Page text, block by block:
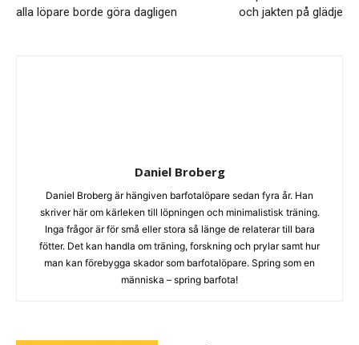
alla löpare borde göra dagligen
och jakten på glädje
Daniel Broberg
Daniel Broberg är hängiven barfotalöpare sedan fyra år. Han
skriver här om kärleken till löpningen och minimalistisk träning.
Inga frågor är för små eller stora så länge de relaterar till bara
fötter. Det kan handla om träning, forskning och prylar samt hur
man kan förebygga skador som barfotalöpare. Spring som en
människa – spring barfota!